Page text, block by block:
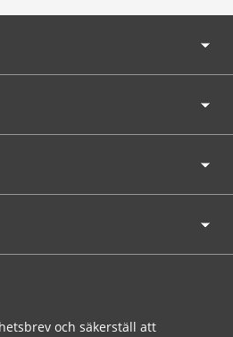
och säkerställ att